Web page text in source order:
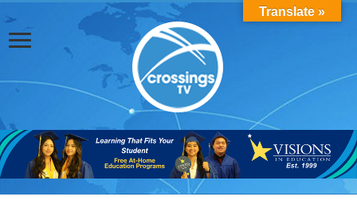
Translate »